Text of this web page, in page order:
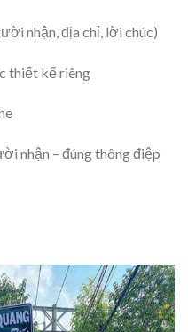
nhận, địa chỉ, lời chúc)
thiết kế riêng
nhận – đúng thông điệp